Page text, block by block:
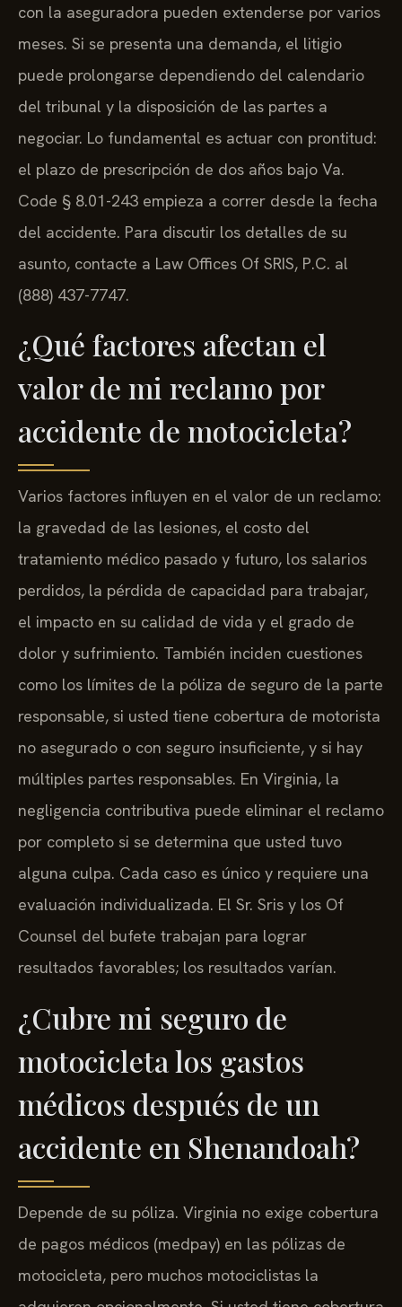
con la aseguradora pueden extenderse por varios
meses. Si se presenta una demanda, el litigio
puede prolongarse dependiendo del calendario
del tribunal y la disposición de las partes a
negociar. Lo fundamental es actuar con prontitud:
el plazo de prescripción de dos años bajo Va.
Code § 8.01-243 empieza a correr desde la fecha
del accidente. Para discutir los detalles de su
asunto, contacte a Law Offices Of SRIS, P.C. al
(888) 437-7747.
¿Qué factores afectan el
valor de mi reclamo por
accidente de motocicleta?
Varios factores influyen en el valor de un reclamo:
la gravedad de las lesiones, el costo del
tratamiento médico pasado y futuro, los salarios
perdidos, la pérdida de capacidad para trabajar,
el impacto en su calidad de vida y el grado de
dolor y sufrimiento. También inciden cuestiones
como los límites de la póliza de seguro de la parte
responsable, si usted tiene cobertura de motorista
no asegurado o con seguro insuficiente, y si hay
múltiples partes responsables. En Virginia, la
negligencia contributiva puede eliminar el reclamo
por completo si se determina que usted tuvo
alguna culpa. Cada caso es único y requiere una
evaluación individualizada. El Sr. Sris y los Of
Counsel del bufete trabajan para lograr
resultados favorables; los resultados varían.
¿Cubre mi seguro de
motocicleta los gastos
médicos después de un
accidente en Shenandoah?
Depende de su póliza. Virginia no exige cobertura
de pagos médicos (medpay) en las pólizas de
motocicleta, pero muchos motociclistas la